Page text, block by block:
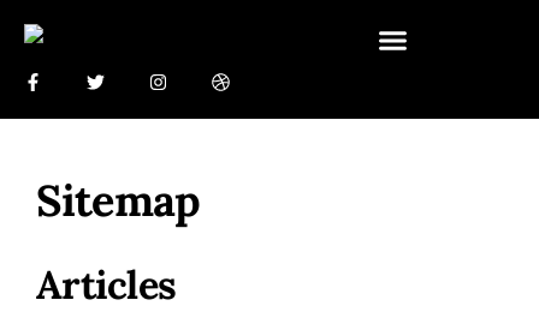
Sitemap
Articles